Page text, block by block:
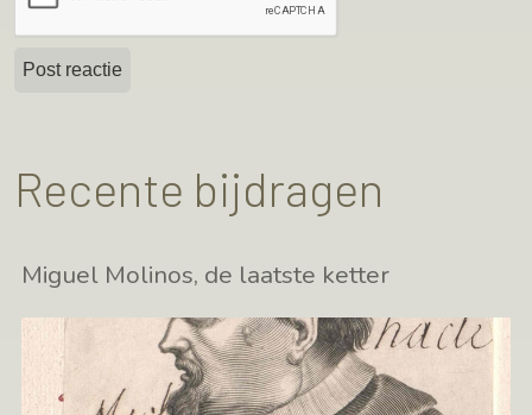
Recente bijdragen
Miguel Molinos, de laatste ketter